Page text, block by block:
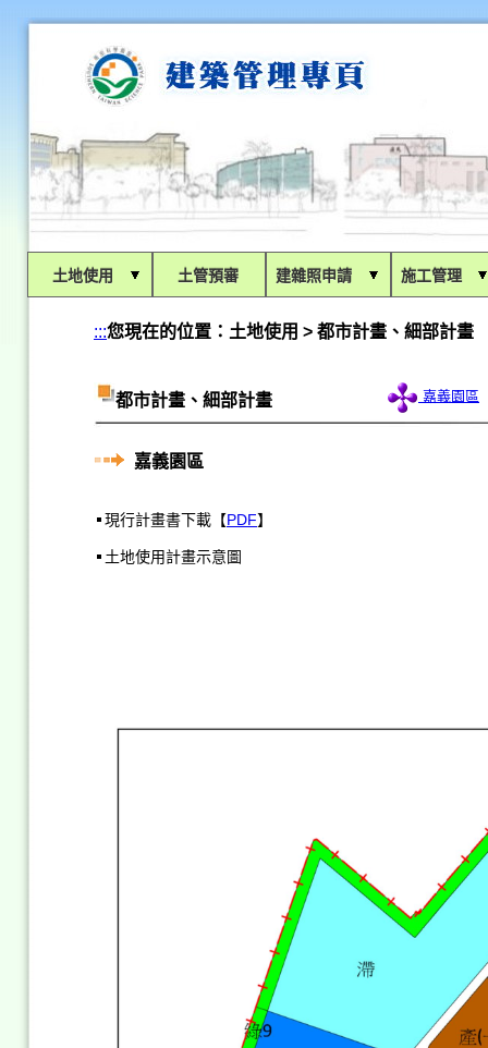
土地使用 土管預審 建雜照申請 施工管理
:::您現在的位置： 土地使用 > 都市計畫、細部計畫
都市計畫、細部計畫 嘉義園區
嘉義園區
現行計畫書下載【PDF】
土地使用計畫示意圖